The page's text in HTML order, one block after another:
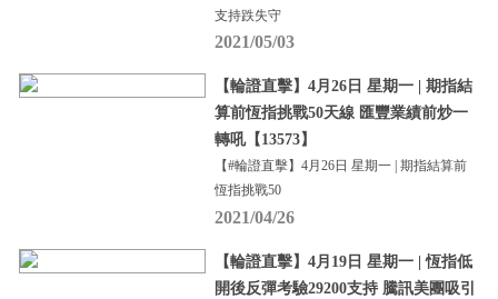
支持跌失守
2021/05/03
【輪證直擊】4月26日 星期一 | 期指結
算前恆指挑戰50天線 匯豐業績前炒一
轉吼【13573】
【#輪證直擊】4月26日 星期一 | 期指結算前
恆指挑戰50
2021/04/26
【輪證直擊】4月19日 星期一 | 恆指低
開後反彈考驗29200支持 騰訊美團吸引